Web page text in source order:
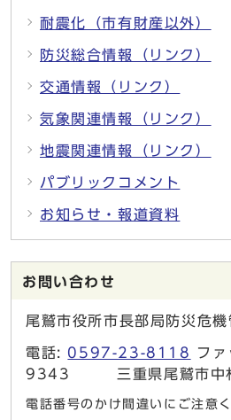
耐震化（市有財産以外）
防災総合情報（リンク）
交通情報（リンク）
気象関連情報（リンク）
地震関連情報（リンク）
パブリックコメント
お知らせ・報道資料
お問い合わせ
尾鷲市役所市長部局防災危
電話: 0597-23-8118
フ
9343 三重県尾鷲市中
電話番号のかけ間違いにご注意く